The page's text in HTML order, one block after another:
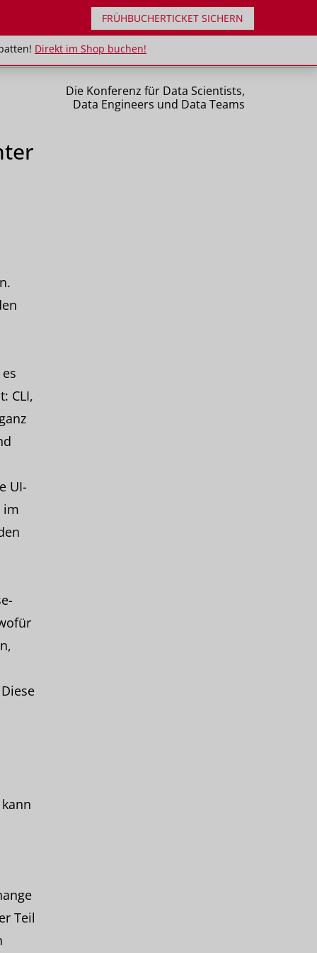
FRÜHBUCHERTICKET SICHERN
Direkt im Shop buchen!
Direkt im Shop buchen!
Die Konferenz für Data Scientists,
Data Engineers und Data Teams
CLI,
UI-
im
Teil